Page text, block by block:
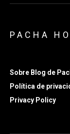
PACHA
Sobre Blog de
Política de
Privacy Policy